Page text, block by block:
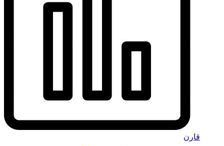
قارن